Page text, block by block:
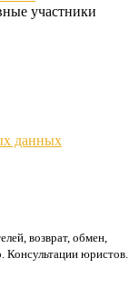
участники
данных
возврат, обмен,
Консультации юристов.